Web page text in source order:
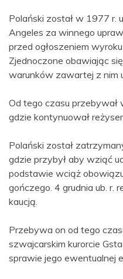
Polański został w 1977 r.
Angeles za winnego
przed ogłoszeniem
Zjednoczone obawiając
warunków zawartej z nim
Od tego czasu przebywał
gdzie kontynuował
Polański został
gdzie przybył aby wziąć
podstawie wciąż
gończego. 4 grudnia ub. r.
kaucją.
Przebywa on od tego
szwajcarskim kurorcie
sprawie jego ewentualnej